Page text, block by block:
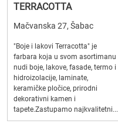
TERRACOTTA
Mačvanska 27, Šabac
"Boje i lakovi Terracotta" je
farbara koja u svom asortimanu
nudi boje, lakove, fasade, termo i
hidroizolacije, laminate,
keramičke pločice, prirodni
dekorativni kamen i
tapete.Zastupamo najkvalitetni...